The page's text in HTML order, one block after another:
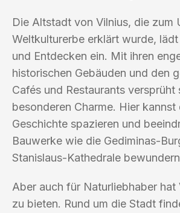
Die Altstadt von Vilnius, die zum
Weltkulturerbe erklärt wurde, lädt
und Entdecken ein. Mit ihren
historischen Gebäuden und den
Cafés und Restaurants versprüht
besonderen Charme. Hier
Geschichte spazieren und
Bauwerke wie die Gediminas-
Stanislaus-Kathedrale
Aber auch für Naturliebhaber hat
zu bieten. Rund um die Stadt